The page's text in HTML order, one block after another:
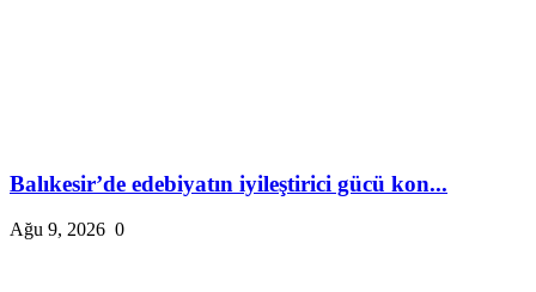
Balıkesir’de edebiyatın iyileştirici gücü kon...
Ağu 9, 2026 0